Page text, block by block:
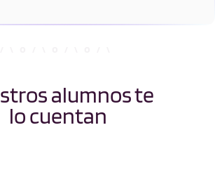
alumnos te
lo cuentan